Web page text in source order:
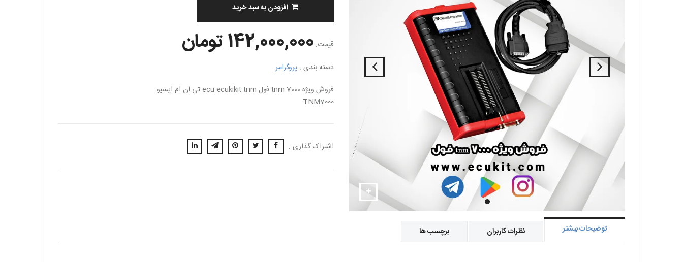
افزودن به سبد خرید
قیمت: 142,000,000 تومان
دسته بندی : پروگرامر
فروش ویژه tnm 7000 فول ecu ecukikit tnm تی ان ام ایسیو
TNM7000
اشتراک گذاری :
توضیحات بیشتر نظرات کاربران برچسب ها